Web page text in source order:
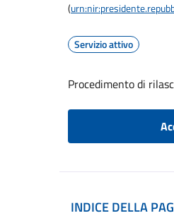
(
Servizio attivo
Procedimento di
INDICE DELLA